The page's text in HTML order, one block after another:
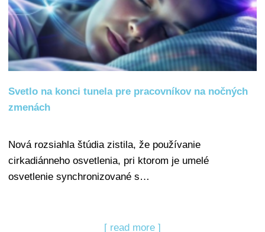
Svetlo na konci tunela pre pracovníkov na nočných
zmenách
Nová rozsiahla štúdia zistila, že používanie
cirkadiánneho osvetlenia, pri ktorom je umelé
osvetlenie synchronizované s…
[ read more ]